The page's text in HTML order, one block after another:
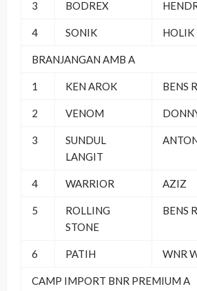
3 BODREX
4 SONIK HOLIK
BRANJANGAN AMB A
1 KEN AROK BENS
2 VENOM
3
SUNDUL
LANGIT
4 WARRIOR AZIZ
5
ROLLING
STONE
BENS
6 PATIH WNR
CAMP IMPORT BNR PREMIUM A